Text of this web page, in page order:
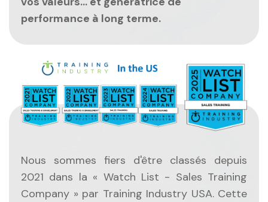
performance à long terme.
Nous sommes fiers d'être classés depuis
2021 dans la « Watch List - Sales Training
Company » par Training Industry USA. Cette